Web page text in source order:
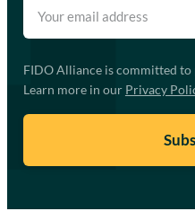
FIDO Alliance is committed
Learn more in our Privacy